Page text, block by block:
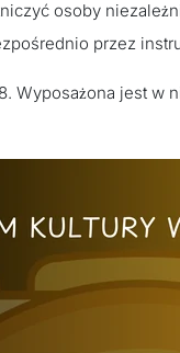
osoby
przez
Wyposażona jest